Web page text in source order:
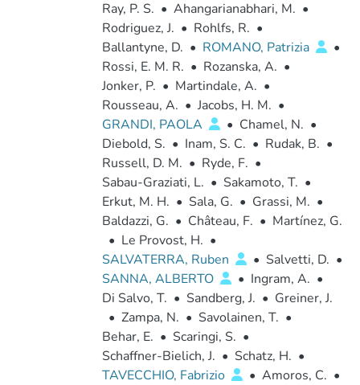
Ray, P. S. • Ahangarianabhari, M. •
Rodriguez, J. • Rohlfs, R. •
Ballantyne, D. • ROMANO, Patrizia
•
Rossi, E. M. R. • Rozanska, A. •
Jonker, P. • Martindale, A. •
Rousseau, A. • Jacobs, H. M. •
GRANDI, PAOLA
• Chamel, N. •
Diebold, S. • Inam, S. C. • Rudak, B. •
Russell, D. M. • Ryde, F. •
Sabau-Graziati, L. • Sakamoto, T. •
Erkut, M. H. • Sala, G. • Grassi, M. •
Baldazzi, G. • Château, F. • Martínez, G.
• Le Provost, H. •
SALVATERRA, Ruben
• Salvetti, D. •
SANNA, ALBERTO
• Ingram, A. •
Di Salvo, T. • Sandberg, J. • Greiner, J.
• Zampa, N. • Savolainen, T. •
Behar, E. • Scaringi, S. •
Schaffner-Bielich, J. • Schatz, H. •
TAVECCHIO, Fabrizio
• Amoros, C. •